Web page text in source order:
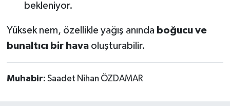
bekleniyor.
Yüksek nem, özellikle yağış anında boğucu ve
bunaltıcı bir havaoluşturabilir.
Muhabir: Saadet Nihan ÖZDAMAR